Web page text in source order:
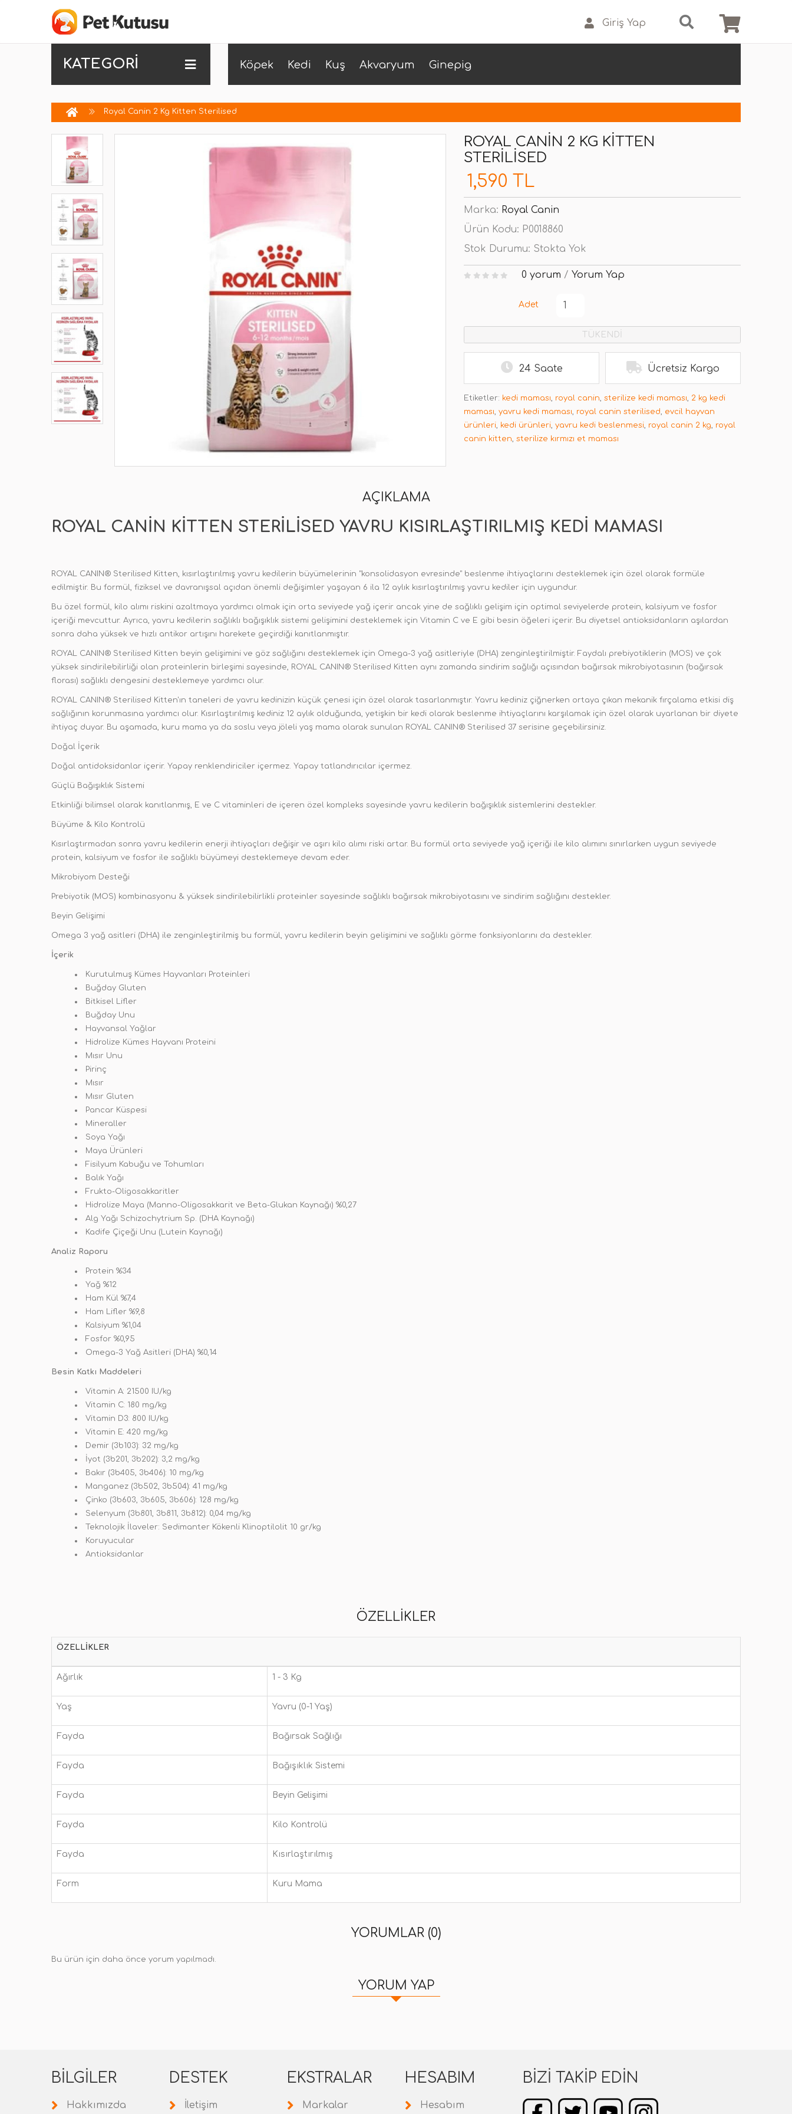
Giriş Yap
KATEGORİ Köpek Kedi Kuş Akvaryum Ginepig
Royal Canin 2 Kg Kitten Sterilised
ROYAL CANIN 2 KG KITTEN
STERILISED
1,590 TL
Marka: Royal Canin
Ürün Kodu: P0018860
Stok Durumu: Stokta Yok
0 yorum / Yorum Yap
Adet
TÜKENDİ
24 Saate Ücretsiz Kargo
Etiketler: kedi maması, royal canin, sterilize kedi maması, 2 kg kedi
maması, yavru kedi maması, royal canin sterilised, evcil hayvan
ürünleri, kedi ürünleri, yavru kedi beslenmesi, royal canin 2 kg, royal
canin kitten, sterilize kırmızı et maması
AÇIKLAMA
ROYAL CANIN KITTEN STERILISED YAVRU KISIRLAŞTIRILMIŞ KEDI MAMASI
ROYAL CANIN® Sterilised Kitten, kısırlaştırılmış yavru kedilerin büyümelerinin "konsolidasyon evresinde" beslenme ihtiyaçlarını desteklemek için özel olarak formüle
edilmiştir. Bu formül, fiziksel ve davranışsal açıdan önemli değişimler yaşayan 6 ila 12 aylık kısırlaştırılmış yavru kediler için uygundur.
Bu özel formül, kilo alımı riskini azaltmaya yardımcı olmak için orta seviyede yağ içerir ancak yine de sağlıklı gelişim için optimal seviyelerde protein, kalsiyum ve fosfor
içeriği mevcuttur. Ayrıca, yavru kedilerin sağlıklı bağışıklık sistemi gelişimini desteklemek için Vitamin C ve E gibi besin öğeleri içerir. Bu diyetsel antioksidanların aşılardan
sonra daha yüksek ve hızlı antikor artışını harekete geçirdiği kanıtlanmıştır.
ROYAL CANIN® Sterilised Kitten beyin gelişimini ve göz sağlığını desteklemek için Omega-3 yağ asitleriyle (DHA) zenginleştirilmiştir. Faydalı prebiyotiklerin (MOS) ve çok
yüksek sindirilebilirliği olan proteinlerin birleşimi sayesinde, ROYAL CANIN® Sterilised Kitten aynı zamanda sindirim sağlığı açısından bağırsak mikrobiyotasının (bağırsak
florası) sağlıklı dengesini desteklemeye yardımcı olur.
ROYAL CANIN® Sterilised Kitten'ın taneleri de yavru kedinizin küçük çenesi için özel olarak tasarlanmıştır. Yavru kediniz çiğnerken ortaya çıkan mekanik fırçalama etkisi diş
sağlığının korunmasına yardımcı olur. Kısırlaştırılmış kediniz 12 aylık olduğunda, yetişkin bir kedi olarak beslenme ihtiyaçlarını karşılamak için özel olarak uyarlanan bir diyete
ihtiyaç duyar. Bu aşamada, kuru mama ya da soslu veya jöleli yaş mama olarak sunulan ROYAL CANIN® Sterilised 37 serisine geçebilirsiniz.
Doğal İçerik
Doğal antidoksidanlar içerir. Yapay renklendiriciler içermez. Yapay tatlandırıcılar içermez.
Güçlü Bağışıklık Sistemi
Etkinliği bilimsel olarak kanıtlanmış, E ve C vitaminleri de içeren özel kompleks sayesinde yavru kedilerin bağışıklık sistemlerini destekler.
Büyüme & Kilo Kontrolü
Kısırlaştırmadan sonra yavru kedilerin enerji ihtiyaçları değişir ve aşırı kilo alımı riski artar. Bu formül orta seviyede yağ içeriği ile kilo alımını sınırlarken uygun seviyede
protein, kalsiyum ve fosfor ile sağlıklı büyümeyi desteklemeye devam eder.
Mikrobiyom Desteği
Prebiyotik (MOS) kombinasyonu & yüksek sindirilebilirlikli proteinler sayesinde sağlıklı bağırsak mikrobiyotasını ve sindirim sağlığını destekler.
Beyin Gelişimi
Omega 3 yağ asitleri (DHA) ile zenginleştirilmiş bu formül, yavru kedilerin beyin gelişimini ve sağlıklı görme fonksiyonlarını da destekler.
İçerik
Kurutulmuş Kümes Hayvanları Proteinleri
Buğday Gluten
Bitkisel Lifler
Buğday Unu
Hayvansal Yağlar
Hidrolize Kümes Hayvanı Proteini
Mısır Unu
Pirinç
Mısır
Mısır Gluten
Pancar Küspesi
Mineraller
Soya Yağı
Maya Ürünleri
Fisilyum Kabuğu ve Tohumları
Balık Yağı
Frukto-Oligosakkaritler
Hidrolize Maya (Manno-Oligosakkarit ve Beta-Glukan Kaynağı) %0,27
Alg Yağı Schizochytrium Sp. (DHA Kaynağı)
Kadife Çiçeği Unu (Lutein Kaynağı)
Analiz Raporu
Protein %34
Yağ %12
Ham Kül %7,4
Ham Lifler %9,8
Kalsiyum %1,04
Fosfor %0,95
Omega-3 Yağ Asitleri (DHA) %0,14
Besin Katkı Maddeleri
Vitamin A: 21500 IU/kg
Vitamin C: 180 mg/kg
Vitamin D3: 800 IU/kg
Vitamin E: 420 mg/kg
Demir (3b103): 32 mg/kg
İyot (3b201, 3b202): 3,2 mg/kg
Bakır (3b405, 3b406): 10 mg/kg
Manganez (3b502, 3b504): 41 mg/kg
Çinko (3b603, 3b605, 3b606): 128 mg/kg
Selenyum (3b801, 3b811, 3b812): 0,04 mg/kg
Teknolojik İlaveler: Sedimanter Kökenli Klinoptilolit 10 gr/kg
Koruyucular
Antioksidanlar
ÖZELLIKLER
ÖZELLIKLER
Ağırlık 1 - 3 Kg
Yaş Yavru (0-1 Yaş)
Fayda Bağırsak Sağlığı
Fayda Bağışıklık Sistemi
Fayda Beyin Gelişimi
Fayda Kilo Kontrolü
Fayda Kısırlaştırılmış
Form Kuru Mama
YORUMLAR (0)
Bu ürün için daha önce yorum yapılmadı.
YORUM YAP
BILGILER
Hakkımızda
DESTEK
İletişim
EKSTRALAR
Markalar
HESABIM
Hesabım
BIZI TAKIP EDIN